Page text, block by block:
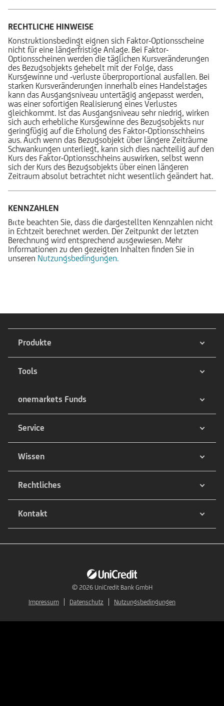
RECHTLICHE HINWEISE
Konstruktionsbedingt eignen sich Faktor-Optionsscheine
nicht für eine längerfristige Anlage. Bei Faktor-
Optionsscheinen werden die täglichen Kursveränderungen
des Bezugsobjekts gehebelt mit der Folge, dass
Kursgewinne und -verluste überproportional ausfallen. Bei
starken Kursveränderungen innerhalb eines Handelstages
kann das Ausgangsniveau untertägig angepasst werden,
was einer sofortigen Realisierung eines Verlustes
gleichkommt. Ist das Ausgangsniveau sehr niedrig, wirken
sich auch erhebliche Kursgewinne des Bezugsobjekts nur
geringfügig auf die Erholung des Faktor-Optionsschheins
aus. Auch wenn das Bezugsobjekt über längere Zeiträume
Schwankungen unterliegt, kann sich dies nachteilig auf den
Kurs des Faktor-Optionsschheins auswirken, selbst wenn
sich der Kurs des Bezugsobjekts über einen längeren
Zeitraum absolut betrachtet nicht wesentlich geändert hat.
KENNZAHLEN
Bitte beachten Sie, dass die dargestellten Kennzahlen nicht
in Echtzeit berechnet werden. Der Zeitpunkt der letzten
Berechnung wird entsprechend ausgewiesen. Mehr
Informationen zu den gezeigten Inhalten finden Sie in
unseren Nutzungsbedingungen.
Produkte
Tools
onemarkets Funds
Service
Wissen
Rechtliches
Kontakt
© 2026 UniCredit Bank GmbH
Impressum
Datenschutz Nutzungsbedingungen